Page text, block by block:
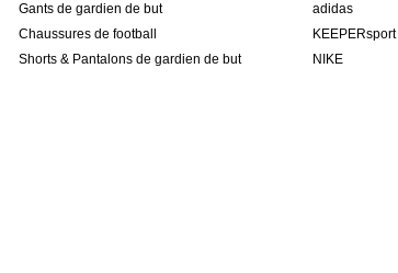
Gants de gardien de but
Chaussures de football
Shorts & Pantalons de gardien de but
adidas
KEEPERsport
NIKE